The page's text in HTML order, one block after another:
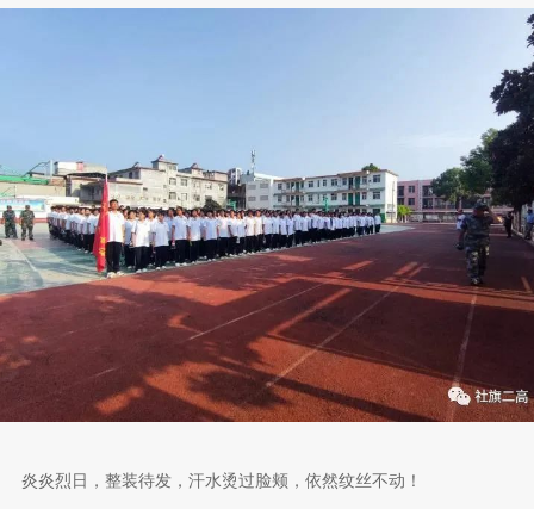
炎烈日，整装待发，汗水烫过脸颊，依然纹丝不动！